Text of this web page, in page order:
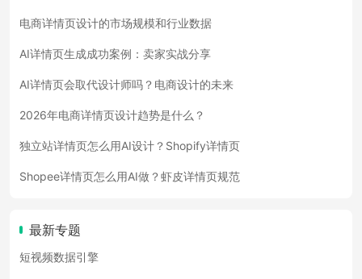
电商详情页设计的市场规模和行业数据
AI详情页生成成功案例：卖家实战分享
AI详情页会取代设计师吗？电商设计的未来
2026年电商详情页设计趋势是什么？
独立站详情页怎么用AI设计？Shopify详情页
Shopee详情页怎么用AI做？虾皮详情页规范
最新专题
短视频数据引擎